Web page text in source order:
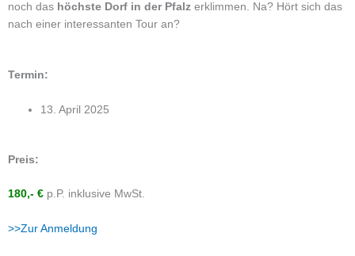
noch das höchste Dorf in der Pfalz erklimmen. Na? Hört sich das
nach einer interessanten Tour an?
Termin:
13. April 2025
Preis:
180,- € p.P. inklusive MwSt.
>>Zur Anmeldung